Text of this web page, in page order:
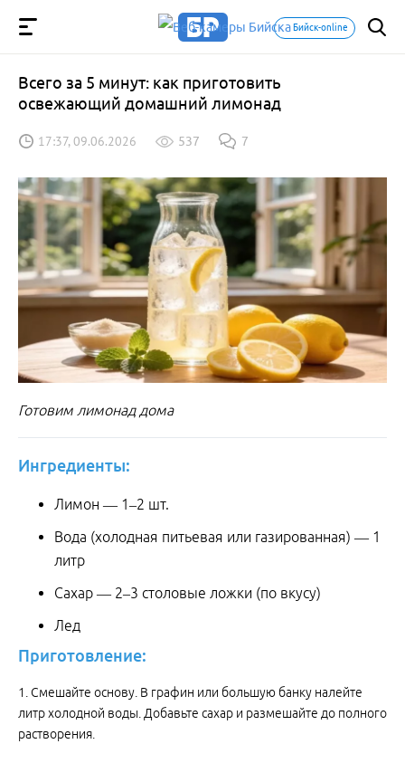
Бийск-online
Всего за 5 минут: как приготовить
освежающий домашний лимонад
17:37, 09.06.2026 537 7
Готовим лимонад дома
Ингредиенты:
Лимон — 1–2 шт.
Вода (холодная питьевая или газированная) — 1
литр
Сахар — 2–3 столовые ложки (по вкусу)
Лед
Приготовление:
1. Смешайте основу. В графин или большую банку налейте
литр холодной воды. Добавьте сахар и размешайте до полного
растворения.